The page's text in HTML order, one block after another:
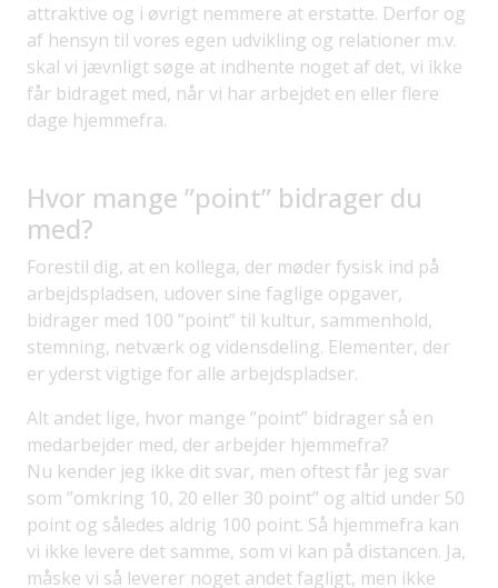
attraktive og i øvrigt nemmere at erstatte. Derfor og
af hensyn til vores egen udvikling og relationer m.v.
skal vi jævnligt søge at indhente noget af det, vi ikke
får bidraget med, når vi har arbejdet en eller flere
dage hjemmefra.
Hvor mange ”point” bidrager du
med?
Forestil dig, at en kollega, der møder fysisk ind på
arbejdspladsen, udover sine faglige opgaver,
bidrager med 100 ”point” til kultur, sammenhold,
stemning, netværk og vidensdeling. Elementer, der
er yderst vigtige for alle arbejdspladser.
Alt andet lige, hvor mange ”point” bidrager så en
medarbejder med, der arbejder hjemmefra?
Nu kender jeg ikke dit svar, men oftest får jeg svar
som ”omkring 10, 20 eller 30 point” og altid under 50
point og således aldrig 100 point. Så hjemmefra kan
vi ikke levere det samme, som vi kan på distancen. Ja,
måske vi så leverer noget andet fagligt, men ikke